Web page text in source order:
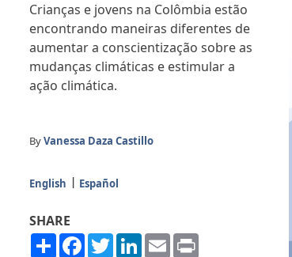
Crianças e jovens na Colômbia estão
encontrando maneiras diferentes de
aumentar a conscientização sobre as
mudanças climáticas e estimular a
ação climática.
ByVanessa Daza Castillo
English Español
SHARE
ShareFacebook
TwitterLinkedIn
Email